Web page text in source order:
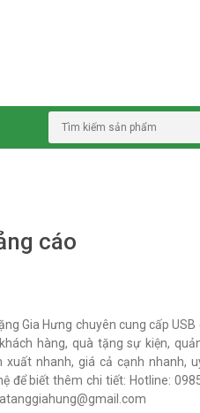
cáo
Gia Hưng chuyên cung cấp
hàng, quà tặng sự kiện,
xuất nhanh, giá cả cạnh nhanh,
để biết thêm chi tiết: Hotline: